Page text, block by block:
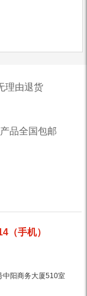
理由退货
品全国包邮
（手机）
中阳商务大厦510室